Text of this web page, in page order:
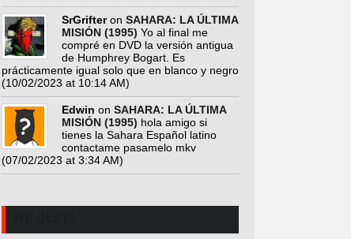
SrGrifteron SAHARA: LA ÚLTIMA
MISIÓN (1995) Yo al final me
compré en DVD la versión antigua
de Humphrey Bogart. Es
prácticamente igual solo que en blanco y negro
(10/02/2023 at 10:14 AM)
Edwin on SAHARA: LA ÚLTIMA
MISIÓN (1995) hola amigo si
tienes la Sahara Español latino
contactame pasamelo mkv
(07/02/2023 at 3:34 AM)